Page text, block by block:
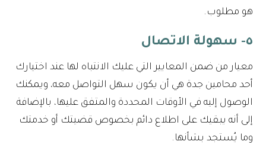
هو مطلوب.
٥- سهولة الاتصال
معيار من ضمن المعايير التي عليك الانتباه لها عند اختيارك
أحد محامين جدة هي أن يكون سهل التواصل معه، ويمكنك
الوصول إليه في الأوقات المحددة والمتفق عليها، بالإضافة
إلى أنه يبقيك على اطلاع دائم بخصوص قضيتك أو خدمتك
وما يُستجد بشأنها.